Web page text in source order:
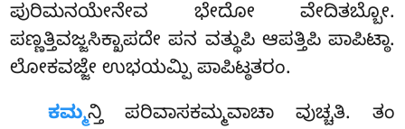
ಪುರಿಮನಯೇನೇವ ಭೇದೋ ವೇದಿತಬ್ಬೋ.
ಪಣ್ಣತ್ತಿವಜ್ಜಸಿಕ್ಖಾಪದೇ ಪನ ವತ್ಥುಪಿ ಆಪತ್ತಿಪಿ ಪಾಪಿಟ್ಠಾ.
ಲೋಕವಜ್ಜೇಉಭಯಮ್ಪಿ ಪಾಪಿಟ್ಠತರಂ.
ಕಮ್ಮನ್ತಿ ಪರಿವಾಸಕಮ್ಮವಾಚಾ ವುಚ್ಚತಿ. ತಂ